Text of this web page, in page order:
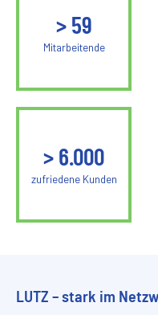
> 60
Mitarbeitende
> 6.000
zufriedene Kunden
LUTZ – stark im